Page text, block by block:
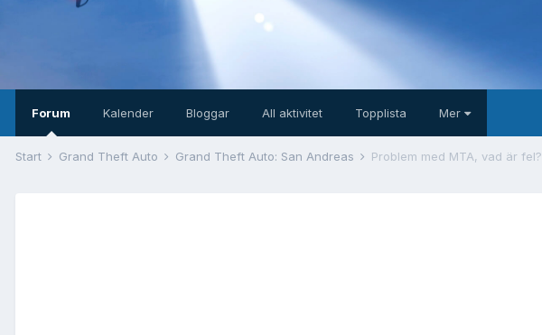
Forum Kalender Bloggar All aktivitet Topplista Mer
Start Grand Theft Auto Grand Theft Auto: San Andreas Problem med MTA, vad är fel?